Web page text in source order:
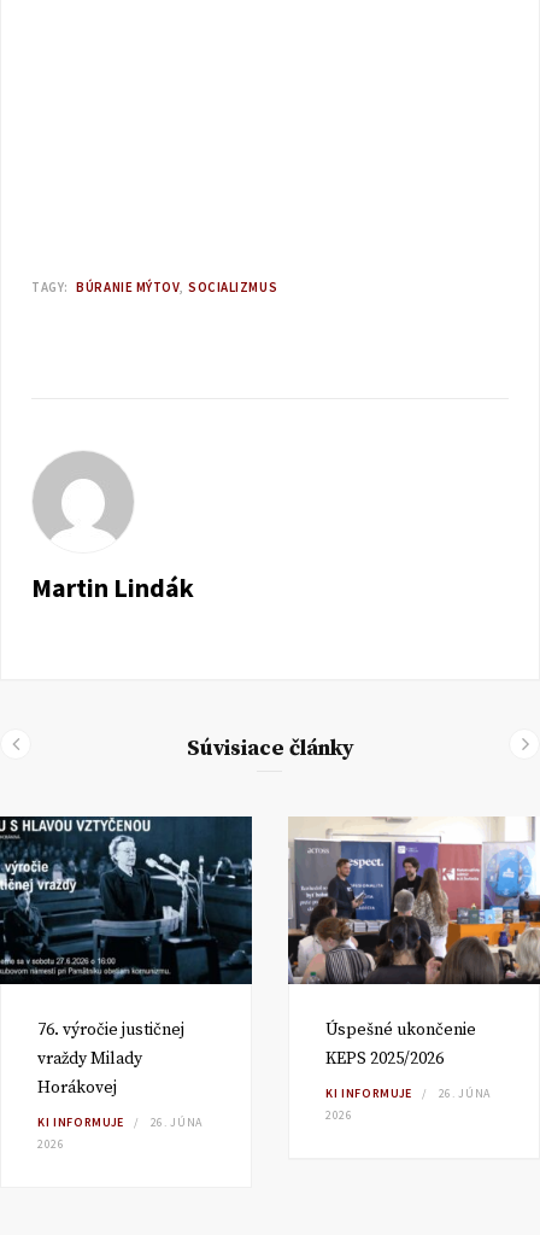
TAGY: BÚRANIE MÝTOV SOCIALIZMUS
Martin Lindák
Súvisiace články
76. výročie justičnej
vraždy Milady
Horákovej
KI INFORMUJE
26. JÚNA
2026
Úspešné ukončenie
KEPS 2025/2026
KI INFORMUJE
26. JÚNA
2026